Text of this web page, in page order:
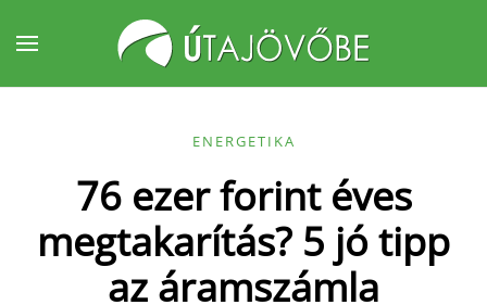
Fő tartalom átugrása
ENERGETIKA
76 ezer forint éves
megtakarítás? 5 jó tipp
az áramszámla